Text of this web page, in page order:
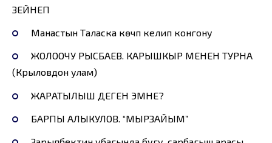
ЗЕЙНЕП
Манастын Таласка көчүп келип конгону
ЖОЛООЧУ РЫСБАЕВ. КАРЫШКЫР МЕНЕН ТУРНА
(Крыловдон улам)
ЖАРАТЫЛЫШ ДЕГЕН ЭМНЕ?
БАРПЫ АЛЫКУЛОВ. “МЫРЗАЙЫМ”